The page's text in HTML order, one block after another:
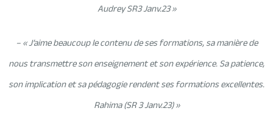
Audrey SR3 Janv.23 »
– « J’aime beaucoup le contenu de ses formations, sa manière de
nous transmettre son enseignement et son expérience. Sa patience,
son implication et sa pédagogie rendent ses formations excellentes.
Rahima (SR 3 Janv.23) »